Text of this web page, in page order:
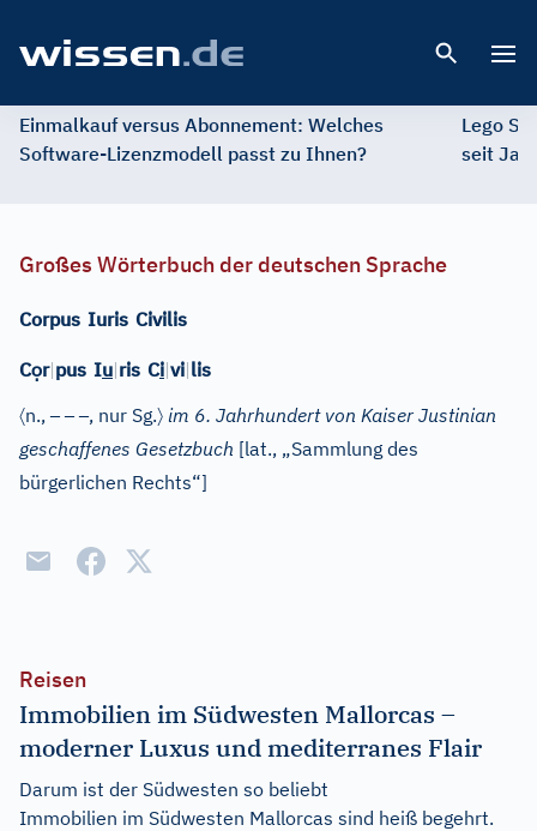
Einmalkauf versus Abonnement: Welches
Software-Lizenzmodell passt zu Ihnen?
Lego
seit
Großes Wörterbuch der deutschen Sprache
Corpus Iuris Civilis
Cọr|pus Iu|ris Ci|vi|lis
〈n.,–––, nur Sg.〉 im 6. Jahrhundert von Kaiser Justinian
geschaffenes Gesetzbuch [lat., „Sammlung des
bürgerlichen Rechts“]
Reisen
Immobilien im Südwesten Mallorcas –
moderner Luxus und mediterranes Flair
Darum ist der Südwesten so beliebt
Immobilien im Südwesten Mallorcas sind heiß begehrt.